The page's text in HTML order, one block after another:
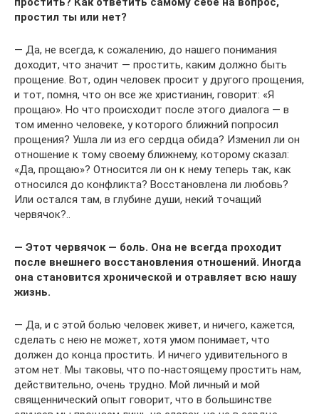
простил ты или нет?
— Да, не всегда, к сожалению, до нашего понимания
доходит, что значит — простить, каким должно быть
прощение. Вот, один человек просит у другого прощения,
и тот, помня, что он все же христианин, говорит: «Я
прощаю». Но что происходит после этого диалога — в
том именно человеке, у которого ближний попросил
прощения? Ушла ли из его сердца обида? Изменил ли он
отношение к тому своему ближнему, которому сказал:
«Да, прощаю»? Относится ли он к нему теперь так, как
относился до конфликта? Восстановлена ли любовь?
Или остался там, в глубине души, некий точащий
червячок?..
— Этот червячок — боль. Она не всегда проходит
после внешнего восстановления отношений. Иногда
она становится хронической и отравляет всю нашу
жизнь.
— Да, и с этой болью человек живет, и ничего, кажется,
сделать с нею не может, хотя умом понимает, что
должен до конца простить. И ничего удивительного в
этом нет. Мы таковы, что по-настоящему простить нам,
действительно, очень трудно. Мой личный и мой
священнический опыт говорит, что в большинстве